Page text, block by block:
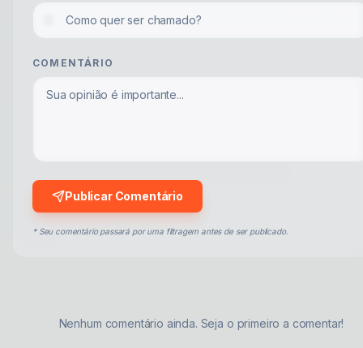
COMENTÁRIO
Publicar Comentário
* Seu comentário passará por uma filtragem antes de ser publicado.
Nenhum comentário ainda. Seja o primeiro a comentar!